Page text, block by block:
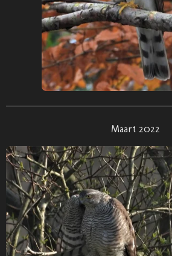
Maart 2022